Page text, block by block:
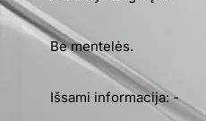
Be mentelės.
Išsami informacija: -